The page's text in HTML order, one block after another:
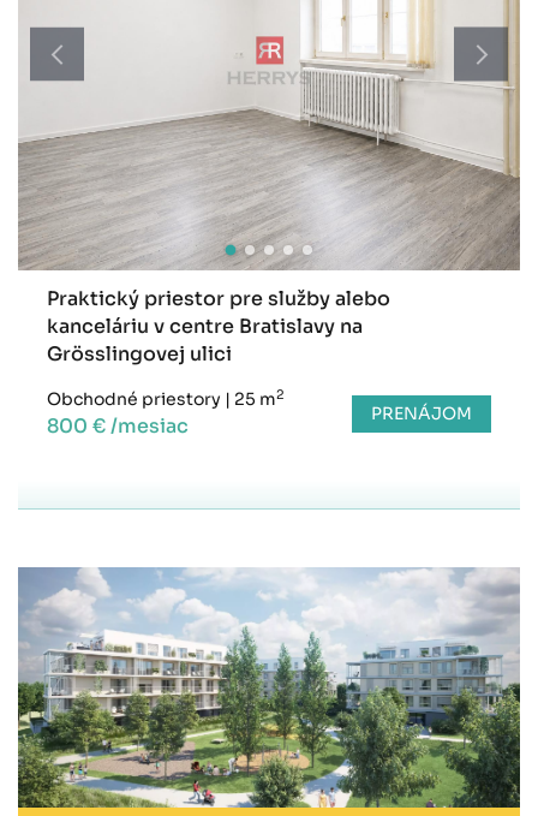
Praktický priestor pre služby alebo
kanceláriu v centre Bratislavy na
Grösslingovej ulici
Obchodné priestory | 25 m2
800 € /mesiac PRENÁJOM